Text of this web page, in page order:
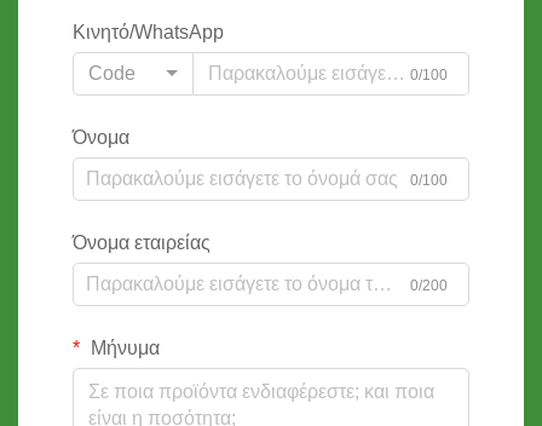
Κινητό/WhatsApp
Code
0/100
Όνομα
0/100
Όνομα εταιρείας
0/200
Μήνυμα